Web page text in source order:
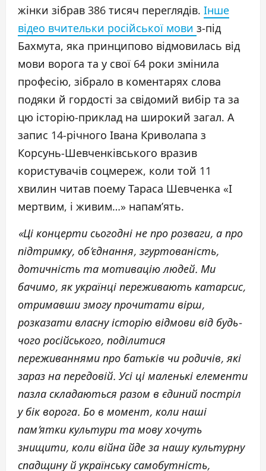
жінки зібрав 386 тисяч переглядів. Інше
відео вчительки російської мови з-під
Бахмута, яка принципово відмовилась від
мови ворога та у свої 64 роки змінила
професію, зібрало в коментарях слова
подяки й гордості за свідомий вибір та за
цю історію-приклад на широкий загал. А
запис 14-річного Івана Криволапа з
Корсунь-Шевченківського вразив
користувачів соцмереж, коли той 11
хвилин читав поему Тараса Шевченка «І
мертвим, і живим…» напам’ять.
«Ці концерти сьогодні не про розваги, а про
підтримку, об’єднання, згуртованість,
дотичність та мотивацію людей. Ми
бачимо, як українці переживають катарсис,
отримавши змогу прочитати вірш,
розказати власну історію відмови від будь-
чого російського, поділитися
переживаннями про батьків чи родичів, які
зараз на передовій. Усі ці маленькі елементи
пазла складаються разом в єдиний постріл
у бік ворога. Бо в момент, коли наші
пам’ятки культури та мову хочуть
знищити, коли війна йде за нашу культурну
спадщину й українську самобутність,